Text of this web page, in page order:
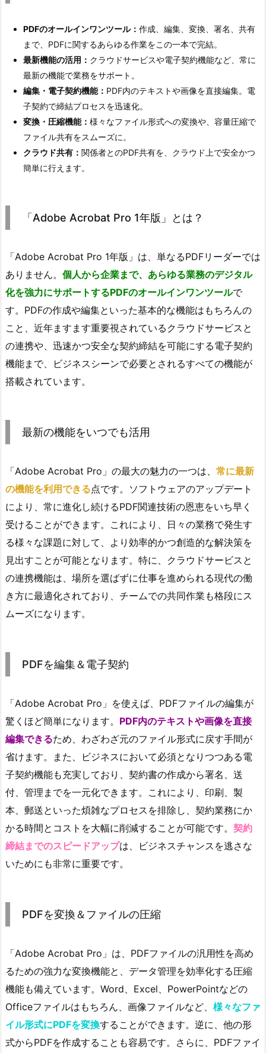
PDFのオールインワンツール： 作成、編集、変換、署名、共有
まで、PDFに関するあらゆる作業をこの一本で完結。
最新機能の活用： クラウドサービスや電子契約機能など、常に
最新の機能で業務をサポート。
編集・電子契約機能： PDF内のテキストや画像を直接編集。電
子契約で締結プロセスを迅速化。
変換・圧縮機能： 様々なファイル形式への変換や、容量圧縮で
ファイル共有をスムーズに。
クラウド共有： 関係者とのPDF共有を、クラウド上で安全かつ
簡単に行えます。
「Adobe Acrobat Pro 1年版」とは？
「Adobe Acrobat Pro 1年版」は、単なるPDFリーダーでは
ありません。 個人から企業まで、あらゆる業務のデジタル
化を強力にサポートするPDFのオールインワンツールで
す。PDFの作成や編集といった基本的な機能はもちろんの
こと、近年ますます重要視されているクラウドサービスと
の連携や、迅速かつ安全な契約締結を可能にする電子契約
機能まで、ビジネスシーンで必要とされるすべての機能が
搭載されています。
最新の機能をいつでも活用
「Adobe Acrobat Pro」の最大の魅力の一つは、 常に最新
の機能を利用できる点です。ソフトウェアのアップデート
により、常に進化し続けるPDF関連技術の恩恵をいち早く
受けることができます。これにより、日々の業務で発生す
る様々な課題に対して、より効率的かつ創造的な解決策を
見出すことが可能となります。特に、クラウドサービスと
の連携機能は、場所を選ばずに仕事を進められる現代の働
き方に最適化されており、チームでの共同作業も格段にス
ムーズになります。
PDFを編集＆電子契約
「Adobe Acrobat Pro」を使えば、PDFファイルの編集が
驚くほど簡単になります。 PDF内のテキストや画像を直接
編集できるため、わざわざ元のファイル形式に戻す手間が
省けます。また、ビジネスにおいて必須となりつつある電
子契約機能も充実しており、契約書の作成から署名、送
付、管理までを一元化できます。これにより、印刷、製
本、郵送といった煩雑なプロセスを排除し、契約業務にか
かる時間とコストを大幅に削減することが可能です。 契約
締結までのスピードアップは、ビジネスチャンスを逃さな
いためにも非常に重要です。
PDFを変換＆ファイルの圧縮
「Adobe Acrobat Pro」は、PDFファイルの汎用性を高め
るための強力な変換機能と、データ管理を効率化する圧縮
機能も備えています。Word、Excel、PowerPointなどの
Officeファイルはもちろん、画像ファイルなど、 様々なファ
イル形式にPDFを変換することができます。逆に、他の形
式からPDFを作成することも容易です。さらに、PDFファイ